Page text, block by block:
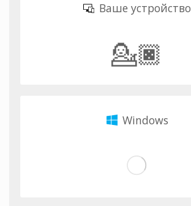
Ваше устройство
💁🏿
Windows